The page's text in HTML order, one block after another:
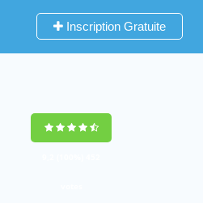
Inscription Gratuite